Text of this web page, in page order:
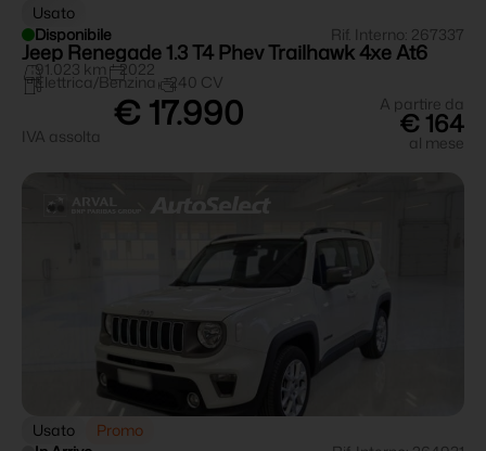
Usato
Disponibile
Rif. Interno: 267337
Jeep Renegade 1.3 T4 Phev Trailhawk 4xe At6
91.023 km 2022
Elettrica/Benzina 240 CV
€ 17.990
IVA assolta
A partire da
€ 164
al mese
Usato
Promo